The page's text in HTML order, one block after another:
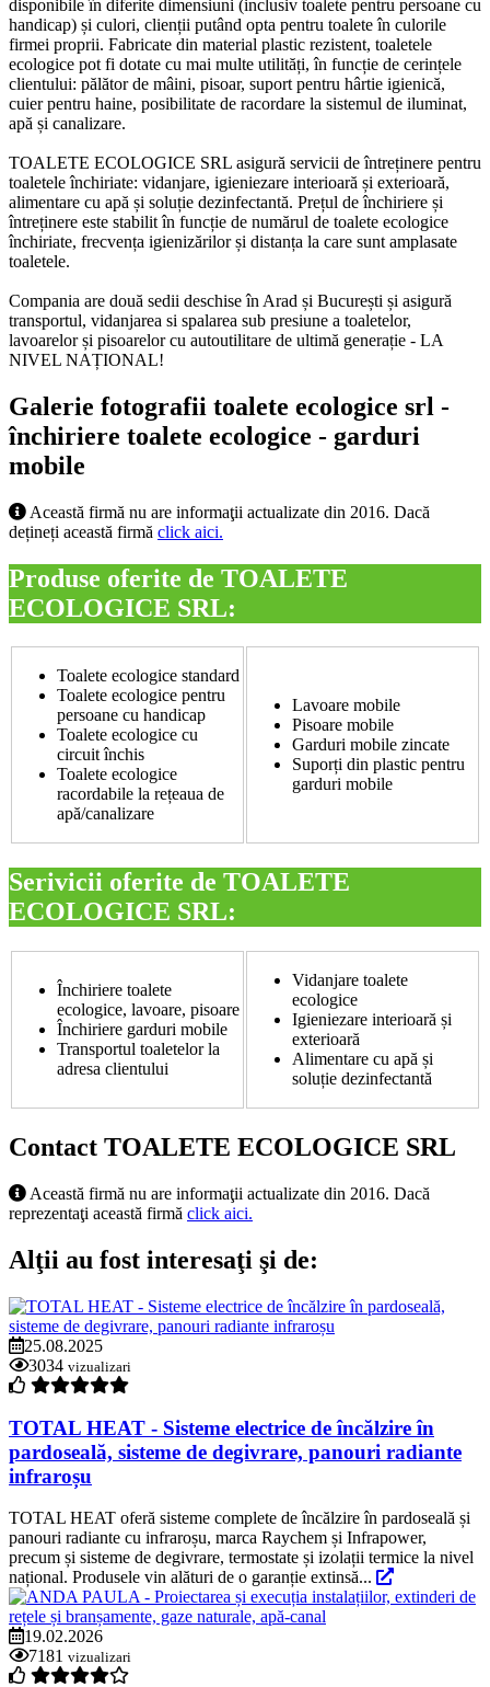
disponibile în diferite dimensiuni (inclusiv toalete pentru persoane cu
handicap) și culori, clienții putând opta pentru toalete în culorile
firmei proprii. Fabricate din material plastic rezistent, toaletele
ecologice pot fi dotate cu mai multe utilități, în funcție de cerințele
clientului: pălător de mâini, pisoar, suport pentru hârtie igienică,
cuier pentru haine, posibilitate de racordare la sistemul de iluminat,
apă și canalizare.
TOALETE ECOLOGICE SRL asigură servicii de întreținere pentru
toaletele închiriate: vidanjare, igieniezare interioară și exterioară,
alimentare cu apă și soluție dezinfectantă. Prețul de închiriere și
întreținere este stabilit în funcție de numărul de toalete ecologice
închiriate, frecvența igienizărilor și distanța la care sunt amplasate
toaletele.
Compania are două sedii deschise în Arad și București și asigură
transportul, vidanjarea si spalarea sub presiune a toaletelor,
lavoarelor și pisoarelor cu autoutilitare de ultimă generație - LA
NIVEL NAȚIONAL!
Galerie fotografii toalete ecologice srl -
închiriere toalete ecologice - garduri
mobile
Această firmă nu are informaţii actualizate din 2016. Dacă
dețineți această firmă click aici.
Produse oferite de TOALETE
ECOLOGICE SRL:
Toalete ecologice standard
Toalete ecologice pentru
persoane cu handicap
Toalete ecologice cu
circuit închis
Toalete ecologice
racordabile la rețeaua de
apă/canalizare
Lavoare mobile
Pisoare mobile
Garduri mobile zincate
Suporți din plastic pentru
garduri mobile
Serivicii oferite de TOALETE
ECOLOGICE SRL:
Închiriere toalete
ecologice, lavoare, pisoare
Închiriere garduri mobile
Transportul toaletelor la
adresa clientului
Vidanjare toalete
ecologice
Igieniezare interioară și
exterioară
Alimentare cu apă și
soluție dezinfectantă
Contact TOALETE ECOLOGICE SRL
Această firmă nu are informaţii actualizate din 2016. Dacă
reprezentaţi această firmă click aici.
Alţii au fost interesaţi şi de:
25.08.2025
3034 vizualizari
TOTAL HEAT - Sisteme electrice de încălzire în
pardoseală, sisteme de degivrare, panouri radiante
infraroșu
TOTAL HEAT oferă sisteme complete de încălzire în pardoseală și
panouri radiante cu infraroșu, marca Raychem și Infrapower,
precum și sisteme de degivrare, termostate și izolații termice la nivel
național. Produsele vin alături de o garanție extinsă...
19.02.2026
7181 vizualizari